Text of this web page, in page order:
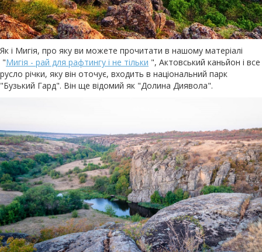
Як і Мигія, про яку ви можете прочитати в нашому матеріалі
"Мигія - рай для рафтингу і не тільки ", Актовський каньйон і все
русло річки, яку він оточує, входить в національний парк
"Бузький Гард". Він ще відомий як "Долина Диявола".